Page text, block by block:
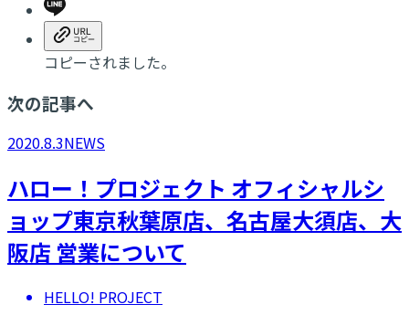
コピーされました。
次の記事へ
2020.8.3NEWS
ハロー！プロジェクト オフィシャルシ
ョップ東京秋葉原店、名古屋大須店、大
阪店 営業について
HELLO! PROJECT